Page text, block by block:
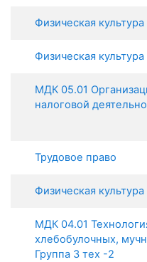
Физическая
Физическая
МДК 05.01
налоговой
Трудовое право
Физическая
МДК 04.01
хлебобулочных,
Группа 3 тех -2